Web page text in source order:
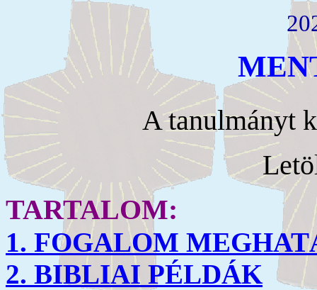
A tanulmányt
TARTALOM:
1. FOGALOM
2. BIBLIAI PÉLDÁK